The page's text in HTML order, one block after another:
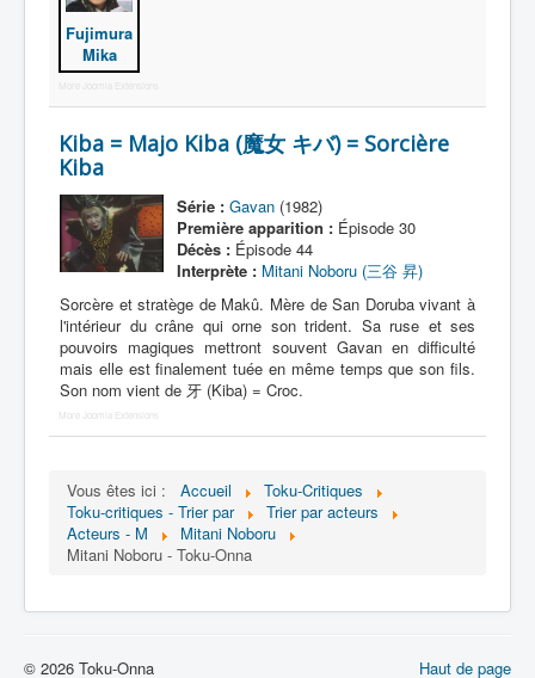
M
O
P
Q
R
S
V
W
Z
Fujimura
Mika
More Joomla Extensions
Kiba = Majo Kiba (魔女 キバ) = Sorcière
Kiba
Série : Gavan (1982)
Première apparition : Épisode 30
Décès : Épisode 44
Interprète : Mitani Noboru (三谷 昇)
Sorcère et stratège de Makû. Mère de San Doruba vivant à
l'intérieur du crâne qui orne son trident. Sa ruse et ses
pouvoirs magiques mettront souvent Gavan en difficulté
mais elle est finalement tuée en même temps que son fils.
Son nom vient de 牙 (Kiba) = Croc.
More Joomla Extensions
Vous êtes ici : Accueil
Toku-Critiques
Toku-critiques - Trier par
Trier par acteurs
Acteurs - M
Mitani Noboru
Mitani Noboru - Toku-Onna
Haut de page
© 2026 Toku-Onna